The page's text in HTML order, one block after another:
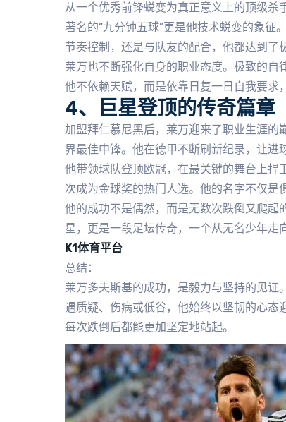
从一个优秀前锋蜕变为真正意义上的顶级杀
著名的“九分钟五球”更是他技术蜕变的象征
节奏控制，还是与队友的配合，他都达到了
莱万也不断强化自身的职业态度。极致的自
他不依赖天赋，而是依靠日复一日自我要求
4、巨星登顶的传奇篇章
加盟拜仁慕尼黑后，莱万迎来了职业生涯
界最佳中锋。他在德甲不断刷新纪录，让进
他带领球队登顶欧冠，在最关键的舞台上捍
次成为金球奖的热门人选。他的名字不仅是
他的成功不是偶然，而是无数次跌倒又爬
星，更是一段足坛传奇，一个从无名少年走
K1体育平台
总结：
莱万多夫斯基的成功，是毅力与坚持的见
遇质疑、伤病或低谷，他始终以坚韧的心
每次跌倒后都能更加坚定地站起。